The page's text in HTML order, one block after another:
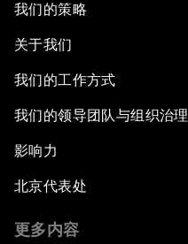
我们的策略
关于我们
我们的工作方式
我们的领导团队与组织治理
影响力
北京代表处
更多内容